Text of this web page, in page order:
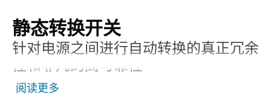
静态转换开关
针对电源之间进行自动转换的真正冗余
性和非凡的高可靠性